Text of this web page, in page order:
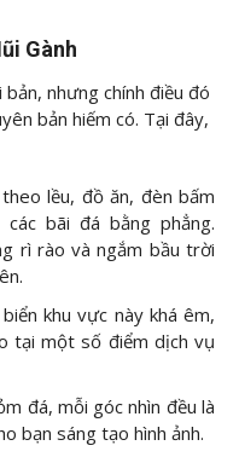
Gành
nhưng chính điều đó
bản hiếm có. Tại đây,
lều, đồ ăn, đèn bấm
bãi đá bằng phẳng.
rì rào và ngắm bầu trời
khu vực này khá êm,
tại một số điểm dịch vụ
đá, mỗi góc nhìn đều là
bạn sáng tạo hình ảnh.